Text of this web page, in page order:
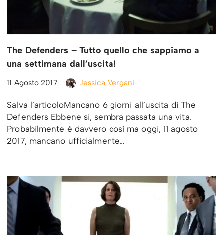
The Defenders – Tutto quello che sappiamo a
una settimana dall’uscita!
11 Agosto 2017 Jessica Vergani
Salva l’articoloMancano 6 giorni all’uscita di The
Defenders Ebbene si, sembra passata una vita.
Probabilmente è davvero così ma oggi, 11 agosto
2017, mancano ufficialmente…